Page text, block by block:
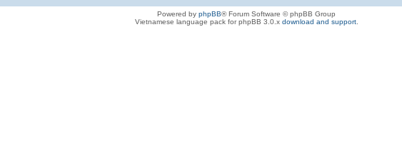
Powered by phpBB® Forum Software © phpBB Group
Vietnamese language pack for phpBB 3.0.x download and support.